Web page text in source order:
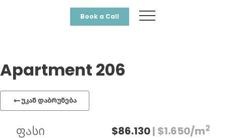
Book a Call
Apartment 206
უკან დაბრუნება
ფასი $86.130| $1.650/m2